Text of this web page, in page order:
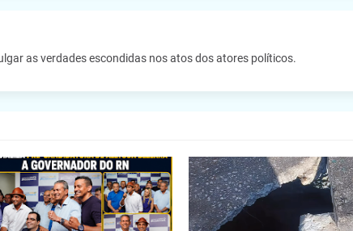
as verdades escondidas nos atos dos atores políticos.